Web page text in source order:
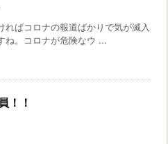
ばコロナの報道ばかりで気が滅入
ね。コロナが危険なウ ...
！！